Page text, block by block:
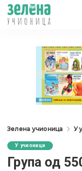
Зелена учионица У
У учионици
Група од